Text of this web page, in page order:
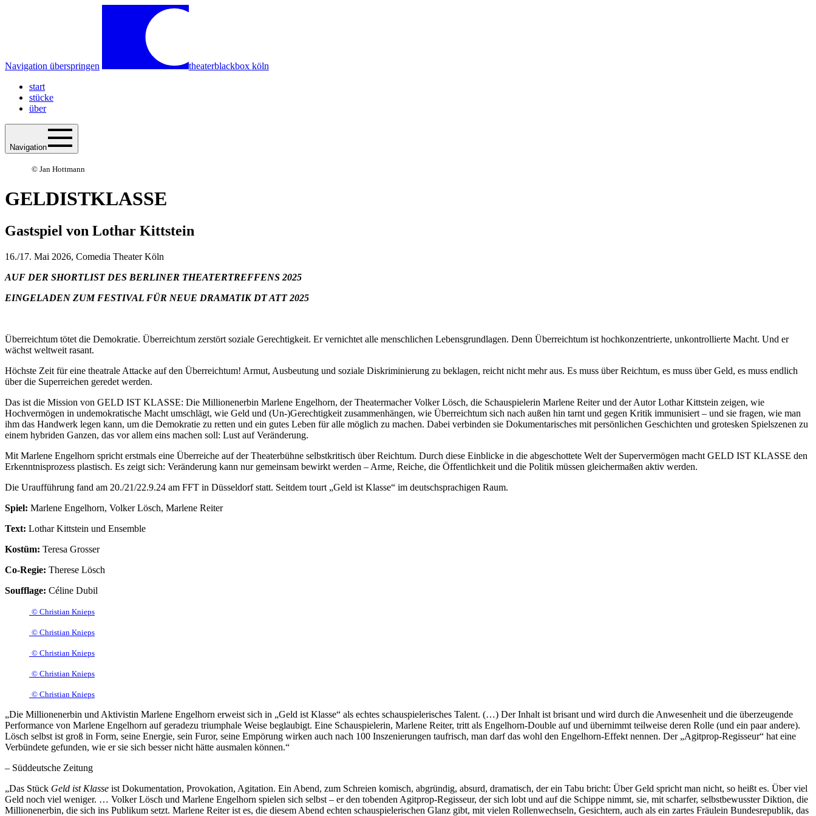
Navigation überspringen theaterblackbox köln
start
stücke
über
Navigation
© Jan Hottmann
GELDISTKLASSE
Gastspiel von Lothar Kittstein
16./17. Mai 2026, Comedia Theater Köln
AUF DER SHORTLIST DES BERLINER THEATERTREFFENS 2025
EINGELADEN ZUM FESTIVAL FÜR NEUE DRAMATIK DT ATT 2025
Überreichtum tötet die Demokratie. Überreichtum zerstört soziale Gerechtigkeit. Er vernichtet alle menschlichen Lebensgrundlagen. Denn Überreichtum ist hochkonzentrierte, unkontrollierte Macht. Und er
wächst weltweit rasant.
Höchste Zeit für eine theatrale Attacke auf den Überreichtum! Armut, Ausbeutung und soziale Diskriminierung zu beklagen, reicht nicht mehr aus. Es muss über Reichtum, es muss über Geld, es muss endlich
über die Superreichen geredet werden.
Das ist die Mission von GELD IST KLASSE: Die Millionenerbin Marlene Engelhorn, der Theatermacher Volker Lösch, die Schauspielerin Marlene Reiter und der Autor Lothar Kittstein zeigen, wie
Hochvermögen in undemokratische Macht umschlägt, wie Geld und (Un-)Gerechtigkeit zusammenhängen, wie Überreichtum sich nach außen hin tarnt und gegen Kritik immunisiert – und sie fragen, wie man
ihm das Handwerk legen kann, um die Demokratie zu retten und ein gutes Leben für alle möglich zu machen. Dabei verbinden sie Dokumentarisches mit persönlichen Geschichten und grotesken Spielszenen zu
einem hybriden Ganzen, das vor allem eins machen soll: Lust auf Veränderung.
Mit Marlene Engelhorn spricht erstmals eine Überreiche auf der Theaterbühne selbstkritisch über Reichtum. Durch diese Einblicke in die abgeschottete Welt der Supervermögen macht GELD IST KLASSE den
Erkenntnisprozess plastisch. Es zeigt sich: Veränderung kann nur gemeinsam bewirkt werden – Arme, Reiche, die Öffentlichkeit und die Politik müssen gleichermaßen aktiv werden.
Die Uraufführung fand am 20./21/22.9.24 am FFT in Düsseldorf statt. Seitdem tourt „Geld ist Klasse“ im deutschsprachigen Raum.
Spiel: Marlene Engelhorn, Volker Lösch, Marlene Reiter
Text: Lothar Kittstein und Ensemble
Kostüm: Teresa Grosser
Co-Regie: Therese Lösch
Soufflage: Céline Dubil
© Christian Knieps
© Christian Knieps
© Christian Knieps
© Christian Knieps
© Christian Knieps
„Die Millionenerbin und Aktivistin Marlene Engelhorn erweist sich in „Geld ist Klasse“ als echtes schauspielerisches Talent. (…) Der Inhalt ist brisant und wird durch die Anwesenheit und die überzeugende
Performance von Marlene Engelhorn auf geradezu triumphale Weise beglaubigt. Eine Schauspielerin, Marlene Reiter, tritt als Engelhorn-Double auf und übernimmt teilweise deren Rolle (und ein paar andere).
Lösch selbst ist groß in Form, seine Energie, sein Furor, seine Empörung wirken auch nach 100 Inszenierungen taufrisch, man darf das wohl den Engelhorn-Effekt nennen. Der „Agitprop-Regisseur“ hat eine
Verbündete gefunden, wie er sie sich besser nicht hätte ausmalen können.“
– Süddeutsche Zeitung
„Das Stück Geld ist Klasse ist Dokumentation, Provokation, Agitation. Ein Abend, zum Schreien komisch, abgründig, absurd, dramatisch, der ein Tabu bricht: Über Geld spricht man nicht, so heißt es. Über viel
Geld noch viel weniger. … Volker Lösch und Marlene Engelhorn spielen sich selbst – er den tobenden Agitprop-Regisseur, der sich lobt und auf die Schippe nimmt, sie, mit scharfer, selbstbewusster Diktion, die
Millionenerbin, die sich ins Publikum setzt. Marlene Reiter ist es, die diesem Abend echten schauspielerischen Glanz gibt, mit vielen Rollenwechseln, Gesichtern, auch als ein zartes Fräulein Bundesrepublik, das